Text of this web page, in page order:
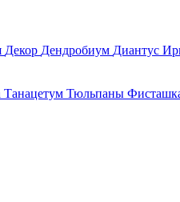
Декор Дендробиум Диантус
Танацетум Тюльпаны